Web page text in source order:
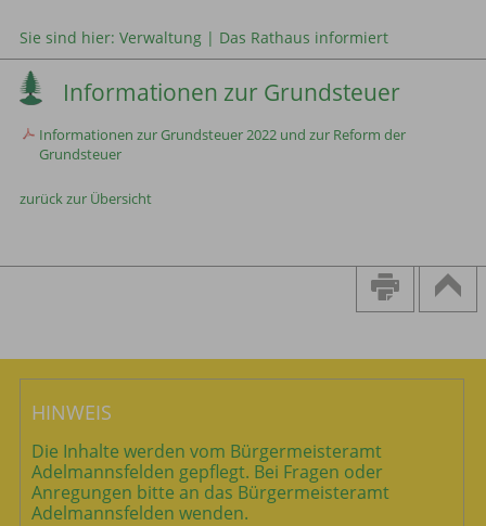
Sie sind hier: Verwaltung| Das Rathaus informiert
Informationen zur Grundsteuer
Informationen zur Grundsteuer 2022 und zur Reform der
Grundsteuer
zurück zur Übersicht
HINWEIS
Die Inhalte werden vom Bürgermeisteramt
Adelmannsfelden gepflegt. Bei Fragen oder
Anregungen bitte an das Bürgermeisteramt
Adelmannsfelden wenden.